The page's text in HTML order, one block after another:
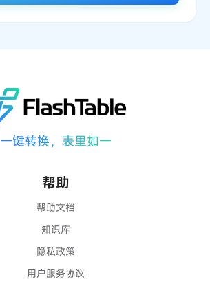
一键转换，表里如一
帮助
帮助文档
知识库
隐私政策
用户服务协议